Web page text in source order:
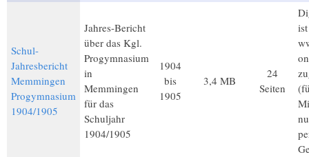
Schul-
Jahresbericht
Memmingen
Progymnasium
1904/1905
Jahres-Bericht
über das Kgl.
Progymnasium
in
Memmingen
für das
Schuljahr
1904/1905
1904
bis
1905
3,4 MB
24
Seiten